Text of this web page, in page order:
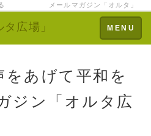
創る メールマガジン「オルタ」
Toggle
navigation
MENU
広場」
あげて平和を
ジン「オルタ広